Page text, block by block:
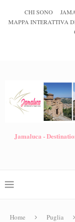
CHI SONO
MAPPA INTERATTIVA
Jamaluca -
Home Puglia